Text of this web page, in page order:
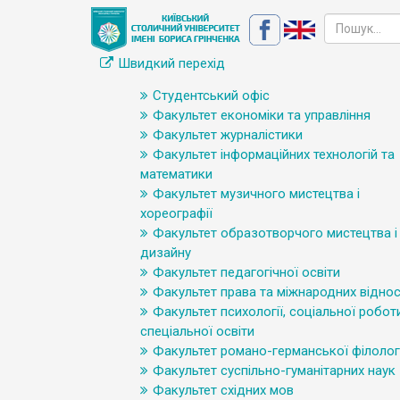
Швидкий перехід
Студентський офіс
Факультет економіки та управління
Факультет журналістики
Факультет інформаційних технологій та
математики
Факультет музичного мистецтва і
хореографії
Факультет образотворчого мистецтва і
дизайну
Факультет педагогічної освіти
Факультет права та міжнародних
Факультет психології, соціальної
спеціальної освіти
Факультет романо-германської
Факультет суспільно-гуманітарних наук
Факультет східних мов